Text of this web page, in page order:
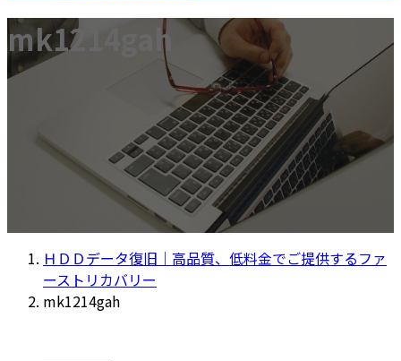
mk1214gah
ＨＤＤデータ復旧｜高品質、低料金でご提供するファ
ーストリカバリー
mk1214gah